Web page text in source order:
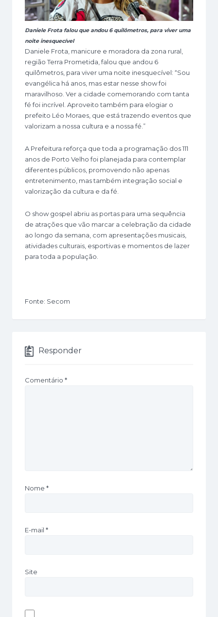
Daniele Frota falou que andou 6 quilômetros, para viver uma
noite inesquecível
Daniele Frota, manicure e moradora da zona rural,
região Terra Prometida, falou que andou 6
quilômetros, para viver uma noite inesquecível: “Sou
evangélica há anos, mas estar nesse show foi
maravilhoso. Ver a cidade comemorando com tanta
fé foi incrível. Aproveito também para elogiar o
prefeito Léo Moraes, que está trazendo eventos que
valorizam a nossa cultura e a nossa fé.”
A Prefeitura reforça que toda a programação dos 111
anos de Porto Velho foi planejada para contemplar
diferentes públicos, promovendo não apenas
entretenimento, mas também integração social e
valorização da cultura e da fé.
O show gospel abriu as portas para uma sequência
de atrações que vão marcar a celebração da cidade
ao longo da semana, com apresentações musicais,
atividades culturais, esportivas e momentos de lazer
para toda a população.
Fonte: Secom
Responder
Comentário *
Nome *
E-mail *
Site